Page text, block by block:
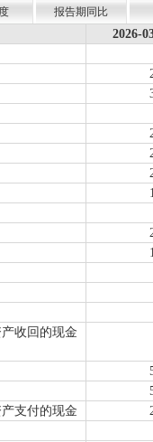
报告期同比
2026-
收回的现金
支付的现金